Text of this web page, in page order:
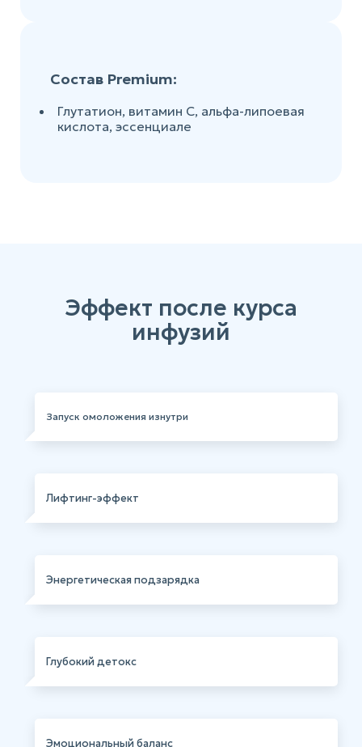
Состав Premium:
Глутатион, витамин С, альфа-липоевая
кислота, эссенциале
Эффект после курса
инфузий
Запуск омоложения изнутри
Лифтинг-эффект
Энергетическая подзарядка
Глубокий детокс
Эмоциональный баланс